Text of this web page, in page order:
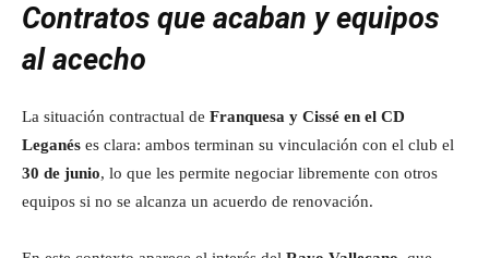
Contratos que acaban y equipos
al acecho
La situación contractual de Franquesa y Cissé en el CD
Leganés es clara: ambos terminan su vinculación con el club el
30 de junio, lo que les permite negociar libremente con otros
equipos si no se alcanza un acuerdo de renovación.